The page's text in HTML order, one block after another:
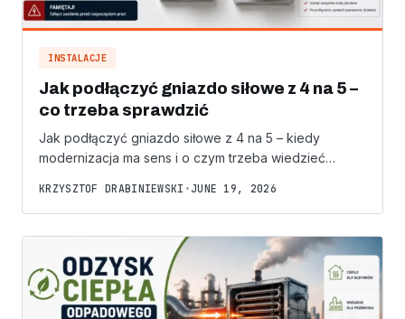
INSTALACJE
Jak podłączyć gniazdo siłowe z 4 na 5 –
co trzeba sprawdzić
Jak podłączyć gniazdo siłowe z 4 na 5 – kiedy
modernizacja ma sens i o czym trzeba wiedzieć…
KRZYSZTOF DRABINIEWSKI • JUNE 19, 2026